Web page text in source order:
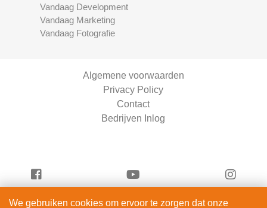
Vandaag Development
Vandaag Marketing
Vandaag Fotografie
Algemene voorwaarden
Privacy Policy
Contact
Bedrijven Inlog
We gebruiken cookies om ervoor te zorgen dat onze